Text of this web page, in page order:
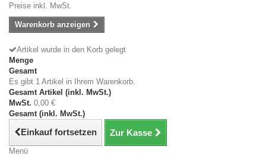
Preise inkl. MwSt.
Warenkorb anzeigen
Artikel wurde in den Korb gelegt
Menge
Gesamt
Es gibt 1 Artikel in Ihrem Warenkorb.
Gesamt Artikel (inkl. MwSt.)
MwSt. 0,00 €
Gesamt (inkl. MwSt.)
Einkauf fortsetzen Zur Kasse
Menü